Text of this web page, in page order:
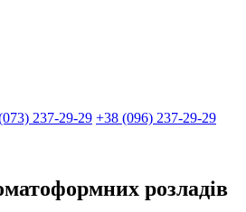
237-29-29 +38 (096) 237-29-29
розладів